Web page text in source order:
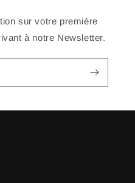
sur votre première
à notre Newsletter.